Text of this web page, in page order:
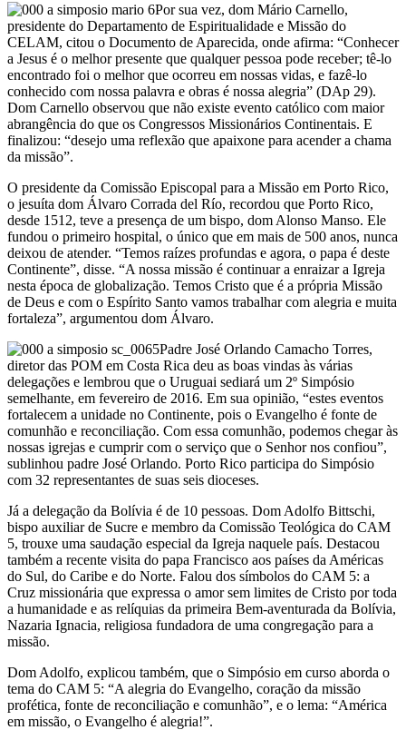
Por sua vez, dom Mário Carnello,
presidente do Departamento de Espiritualidade e Missão do
CELAM, citou o Documento de Aparecida, onde afirma: “Conhecer
a Jesus é o melhor presente que qualquer pessoa pode receber; tê-lo
encontrado foi o melhor que ocorreu em nossas vidas, e fazê-lo
conhecido com nossa palavra e obras é nossa alegria” (DAp 29).
Dom Carnello observou que não existe evento católico com maior
abrangência do que os Congressos Missionários Continentais. E
finalizou: “desejo uma reflexão que apaixone para acender a chama
da missão”.
O presidente da Comissão Episcopal para a Missão em Porto Rico,
o jesuíta dom Álvaro Corrada del Río, recordou que Porto Rico,
desde 1512, teve a presença de um bispo, dom Alonso Manso. Ele
fundou o primeiro hospital, o único que em mais de 500 anos, nunca
deixou de atender. “Temos raízes profundas e agora, o papa é deste
Continente”, disse. “A nossa missão é continuar a enraizar a Igreja
nesta época de globalização. Temos Cristo que é a própria Missão
de Deus e com o Espírito Santo vamos trabalhar com alegria e muita
fortaleza”, argumentou dom Álvaro.
Padre José Orlando Camacho Torres,
diretor das POM em Costa Rica deu as boas vindas às várias
delegações e lembrou que o Uruguai sediará um 2º Simpósio
semelhante, em fevereiro de 2016. Em sua opinião, “estes eventos
fortalecem a unidade no Continente, pois o Evangelho é fonte de
comunhão e reconciliação. Com essa comunhão, podemos chegar às
nossas igrejas e cumprir com o serviço que o Senhor nos confiou”,
sublinhou padre José Orlando. Porto Rico participa do Simpósio
com 32 representantes de suas seis dioceses.
Já a delegação da Bolívia é de 10 pessoas. Dom Adolfo Bittschi,
bispo auxiliar de Sucre e membro da Comissão Teológica do CAM
5, trouxe uma saudação especial da Igreja naquele país. Destacou
também a recente visita do papa Francisco aos países da Américas
do Sul, do Caribe e do Norte. Falou dos símbolos do CAM 5: a
Cruz missionária que expressa o amor sem limites de Cristo por toda
a humanidade e as relíquias da primeira Bem-aventurada da Bolívia,
Nazaria Ignacia, religiosa fundadora de uma congregação para a
missão.
Dom Adolfo, explicou também, que o Simpósio em curso aborda o
tema do CAM 5: “A alegria do Evangelho, coração da missão
profética, fonte de reconciliação e comunhão”, e o lema: “América
em missão, o Evangelho é alegria!”.